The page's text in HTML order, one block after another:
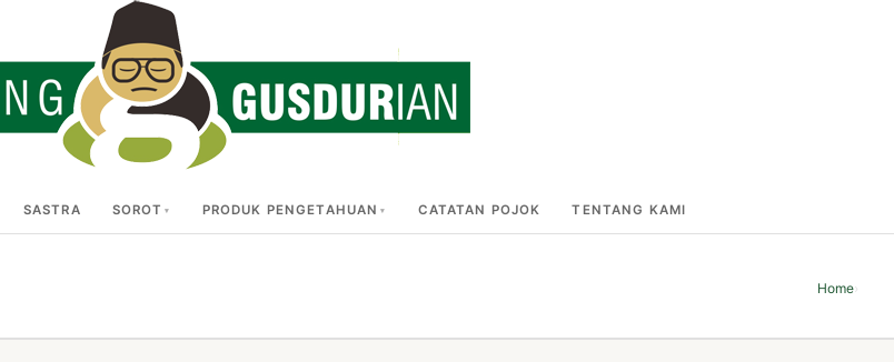
SASTRA SOROT PRODUK PENGETAHUAN CATATAN POJOK TENTANG KAMI
Home›